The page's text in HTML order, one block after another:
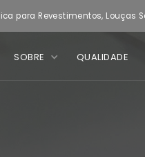
para Revestimentos, Louças
SOBRE QUALIDADE